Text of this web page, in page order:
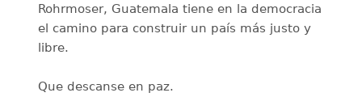
Rohrmoser, Guatemala tiene en la democracia
el camino para construir un país más justo y
libre.
Que descanse en paz.